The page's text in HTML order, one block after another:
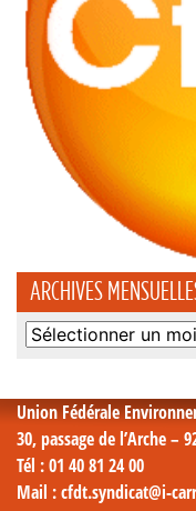
ARCHIVES
Archives
Union Fédérale
30, passage de l’Arche –
Tél : 01 40 81 24 00
Mail : cfdt.syndicat@i-